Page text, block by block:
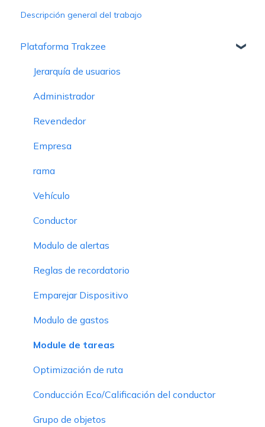
Descripción general del trabajo
Plataforma Trakzee
Jerarquía de usuarios
Administrador
Revendedor
Empresa
rama
Vehículo
Conductor
Modulo de alertas
Reglas de recordatorio
Emparejar Dispositivo
Modulo de gastos
Module de tareas
Optimización de ruta
Conducción Eco/Calificación del conductor
Grupo de objetos